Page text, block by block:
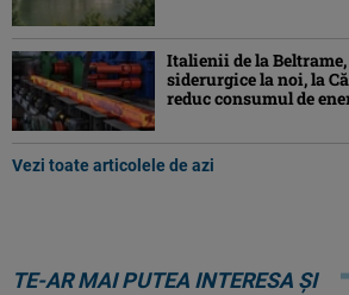
Italienii de la
siderurgice la noi, la
reduc consumul de
Vezi toate articolele de azi
TE-AR MAI PUTEA INTERESA ȘI